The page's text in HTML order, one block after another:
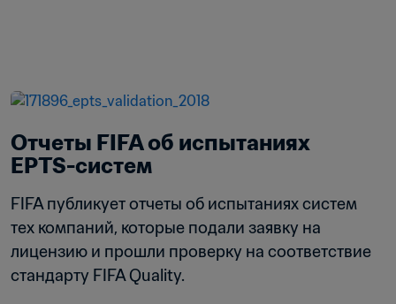
Отчеты FIFA об испытаниях
EPTS-систем
FIFA публикует отчеты об испытаниях систем
тех компаний, которые подали заявку на
лицензию и прошли проверку на соответствие
стандарту FIFA Quality.